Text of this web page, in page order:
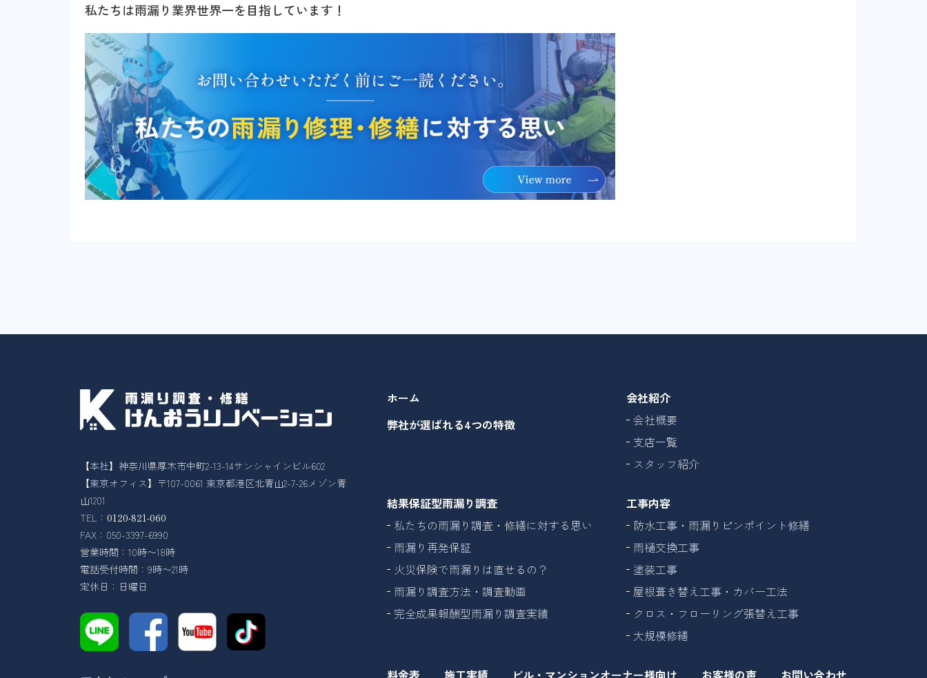
私たちは雨漏り業界世界一を目指しています！
【本社】神奈川県厚木市中町2-13-14サンシャインビル602
【東京オフィス】〒107-0061 東京都港区北青山2-7-26メゾン青
山1201
TEL： 0120-821-060
FAX：050-3397-6990
営業時間：10時〜18時
電話受付時間：9時〜21時
定休日：日曜日
ホーム
弊社が選ばれる4つの特徴
会社紹介
会社概要
支店一覧
スタッフ紹介
結果保証型雨漏り調査
私たちの雨漏り調査・修繕に対する思い
雨漏り再発保証
火災保険で雨漏りは直せるの？
雨漏り調査方法・調査動画
完全成果報酬型雨漏り調査実績
工事内容
防水工事・雨漏りピンポイント修繕
雨樋交換工事
塗装工事
屋根葺き替え工事・カバー工法
クロス・フローリング張替え工事
大規模修繕